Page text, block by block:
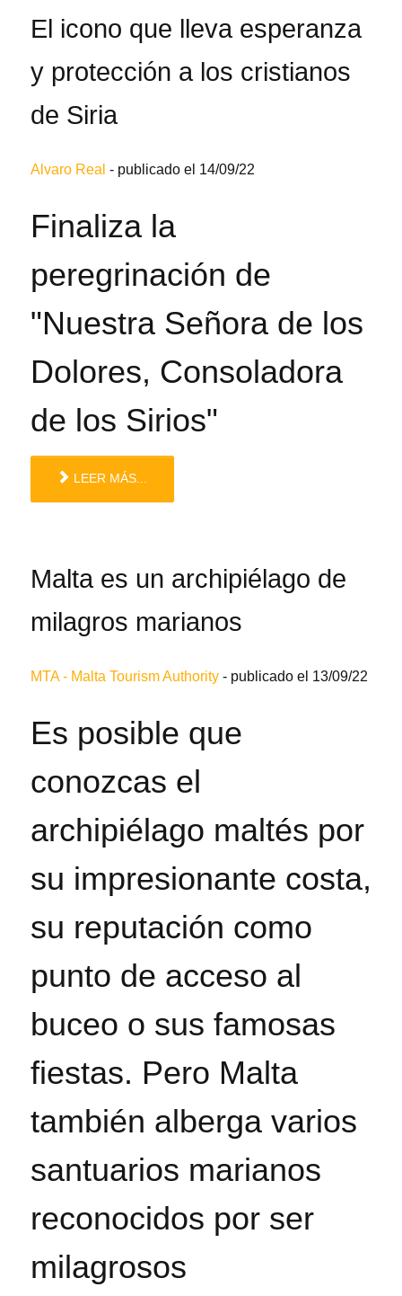
El icono que lleva esperanza
y protección a los cristianos
de Siria
Alvaro Real - publicado el 14/09/22
Finaliza la
peregrinación de
"Nuestra Señora de los
Dolores, Consoladora
de los Sirios"
LEER MÁS...
Malta es un archipiélago de
milagros marianos
MTA - Malta Tourism Authority - publicado el 13/09/22
Es posible que
conozcas el
archipiélago maltés por
su impresionante costa,
su reputación como
punto de acceso al
buceo o sus famosas
fiestas. Pero Malta
también alberga varios
santuarios marianos
reconocidos por ser
milagrosos